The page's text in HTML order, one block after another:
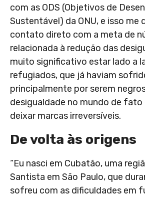
com as ODS (Objetivos de
Sustentável) da ONU, e isso me
contato direto com a meta de
relacionada à redução das
muito significativo estar lado a
refugiados, que já haviam
principalmente por serem
desigualdade no mundo de fato
deixar marcas irreversíveis.
De volta às origens
“Eu nasci em Cubatão, uma
Santista em São Paulo, que
sofreu com as dificuldades em